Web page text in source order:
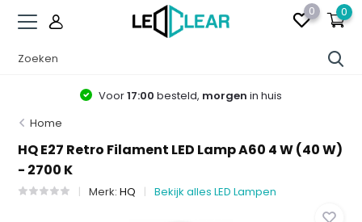
0 0
Voor17:00 besteld, morgen in huis
Home
HQ E27 Retro Filament LED Lamp A60 4 W (40 W)
- 2700 K
Merk:HQ Bekijk alles LED Lampen